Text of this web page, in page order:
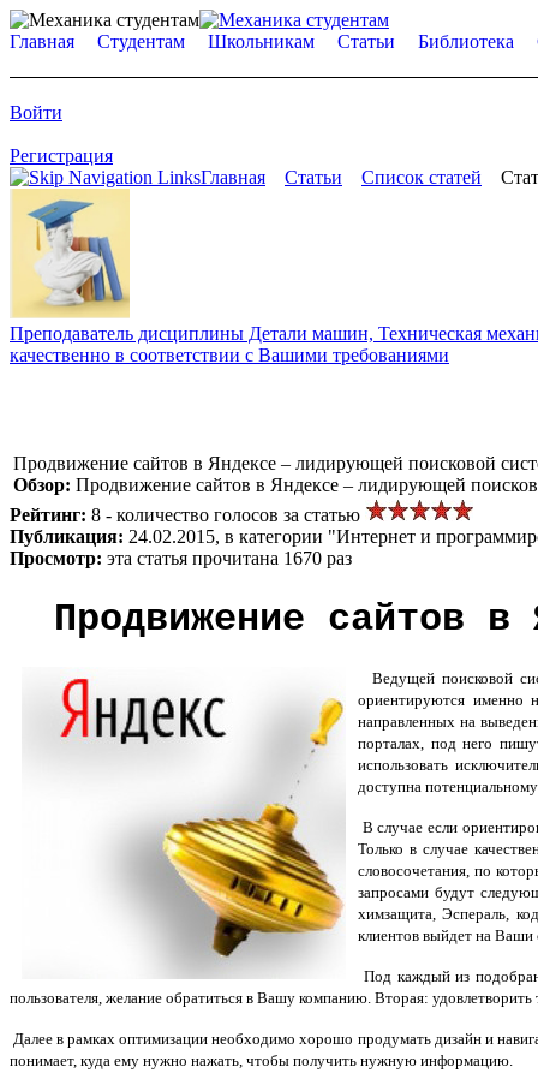
Главная Студентам Школьникам Статьи Библиотека
Войти
Регистрация
Главная
Статьи Список статей
Преподаватель дисциплины Детали машин, Техническая
качественно в соответствии с Вашими требованиями
Продвижение сайтов в Яндексе – лидирующей поисковой
Обзор: Продвижение сайтов в Яндексе – лидирующей
Рейтинг: 8 - количество голосов за статью
Публикация: 24.02.2015, в категории "Интернет и
Просмотр: эта статья прочитана 1670 раз
Продвижение сайтов в
Ведущей поисковой
ориентируются именно
направленных на
порталах, под него
использовать
доступна
В случае если
Только в случае
словосочетания, по
запросами будут
химзащита, Эспераль,
клиентов выйдет на Ваши
Под каждый из
пользователя, желание обратиться в Вашу компанию. Вторая:
Далее в рамках оптимизации необходимо хорошо продумать дизайн и
понимает, куда ему нужно нажать, чтобы получить нужную информацию.